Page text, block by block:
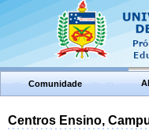
Comunidade
Centros Ensino,